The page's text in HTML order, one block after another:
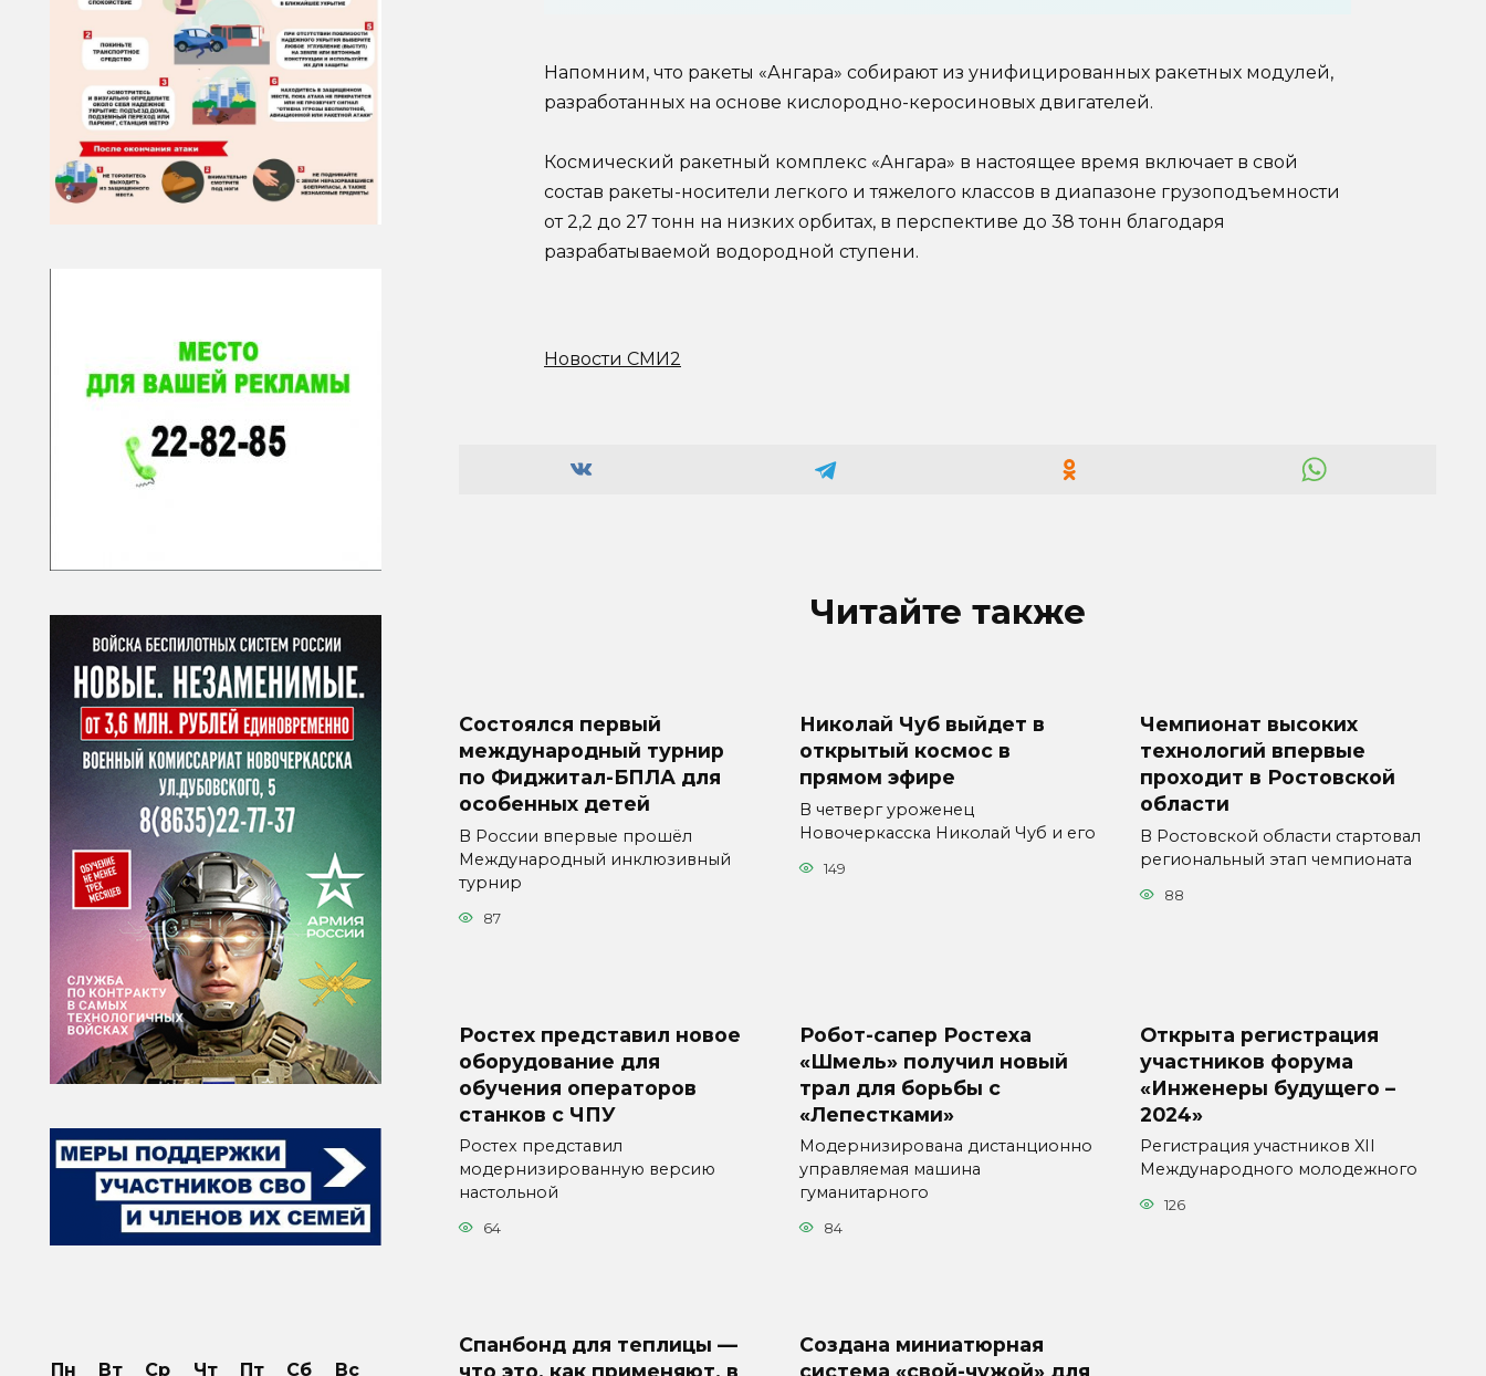
Напомним, что ракеты «Ангара» собирают из унифицированных ракетных модулей,
разработанных на основе кислородно-керосиновых двигателей.
Космический ракетный комплекс «Ангара» в настоящее время включает в свой
состав ракеты-носители легкого и тяжелого классов в диапазоне грузоподъемности
от 2,2 до 27 тонн на низких орбитах, в перспективе до 38 тонн благодаря
разрабатываемой водородной ступени.
Новости СМИ2
Читайте также
Состоялся первый
международный турнир
по Фиджитал-БПЛА для
особенных детей
В России впервые прошёл
Международный инклюзивный
турнир
87
Николай Чуб выйдет в
открытый космос в
прямом эфире
В четверг уроженец
Новочеркасска Николай Чуб и его
149
Чемпионат высоких
технологий впервые
проходит в Ростовской
области
В Ростовской области стартовал
региональный этап чемпионата
88
Ростех представил новое
оборудование для
обучения операторов
станков с ЧПУ
Ростех представил
модернизированную версию
настольной
64
Робот-сапер Ростеха
«Шмель» получил новый
трал для борьбы с
«Лепестками»
Модернизирована дистанционно
управляемая машина
гуманитарного
84
Открыта регистрация
участников форума
«Инженеры будущего –
2024»
Регистрация участников XII
Международного молодежного
126
Спанбонд для теплицы —
что это, как применяют, в
Создана миниатюрная
система «свой-чужой» для
Пн Вт Ср Чт Пт Сб
Вс